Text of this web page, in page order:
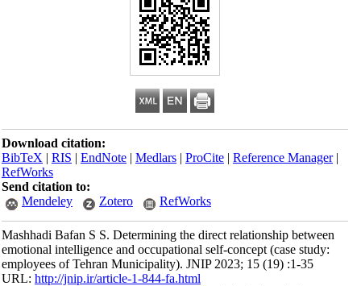
Download citation:
BibTeX|RIS|EndNote|Medlars|ProCite|Reference Manager
RefWorks
Send citation to:
Mendeley
Zotero RefWorks
Mashhadi Bafan S S. Determining the direct relationship between
emotional intelligence and occupational self-concept (case study:
employees of Tehran Municipality). JNIP 2023; 15 (19) :1-35
URL:http://jnip.ir/article-1-844-fa.html